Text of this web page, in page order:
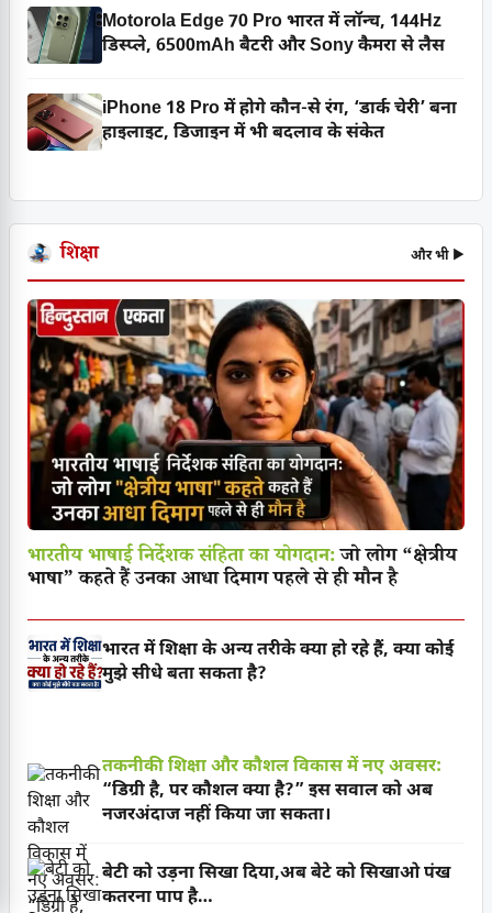
Motorola Edge 70 Pro भारत में लॉन्च, 144Hz
डिस्प्ले, 6500mAh बैटरी और Sony कैमरा से लैस
iPhone 18 Pro में होगे कौन-से रंग, ‘डार्क चेरी’ बना
हाइलाइट, डिजाइन में भी बदलाव के संकेत
शिक्षा और भी ▶
भारतीय भाषाई निर्देशक संहिता का योगदान:जो लोग “क्षेत्रीय
भाषा” कहते हैं उनका आधा दिमाग पहले से ही मौन है
भारत में शिक्षा के अन्य तरीके क्या हो रहे हैं, क्या कोई
मुझे सीधे बता सकता है?
तकनीकी शिक्षा और कौशल विकास में नए अवसर:
“डिग्री है, पर कौशल क्या है?” इस सवाल को अब
नजरअंदाज नहीं किया जा सकता।
बेटी को उड़ना सिखा दिया,अब बेटे को सिखाओ पंख
कतरना पाप है…